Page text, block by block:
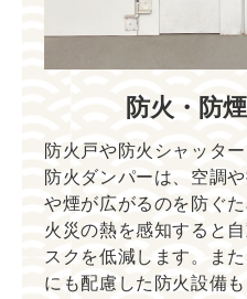
防火・防
防火戸や防火シャッタ
防火ダンパーは、空調
や煙が広がるのを防ぐ
火災の熱を感知すると
スクを低減します。ま
にも配慮した防火設備